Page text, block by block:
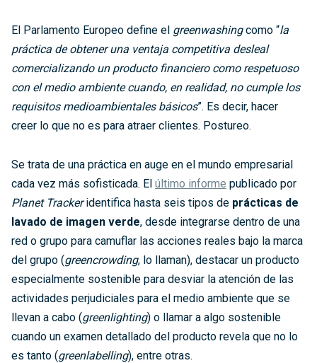
El Parlamento Europeo define el greenwashingcomo “la
práctica de obtener una ventaja competitiva desleal
comercializando un producto financiero como respetuoso
con el medio ambiente cuando, en realidad, no cumple los
requisitos medioambientales básicos”. Es decir, hacer
creer lo que no es para atraer clientes. Postureo.
Se trata de una práctica en auge en el mundo empresarial
cada vez más sofisticada. El último informe publicado por
Planet Trackeridentifica hasta seis tipos de prácticas de
lavado de imagen verde, desde integrarse dentro de una
red o grupo para camuflar las acciones reales bajo la marca
del grupo (greencrowding, lo llaman), destacar un producto
especialmente sostenible para desviar la atención de las
actividades perjudiciales para el medio ambiente que se
llevan a cabo (greenlighting) o llamar a algo sostenible
cuando un examen detallado del producto revela que no lo
es tanto (greenlabelling), entre otras.